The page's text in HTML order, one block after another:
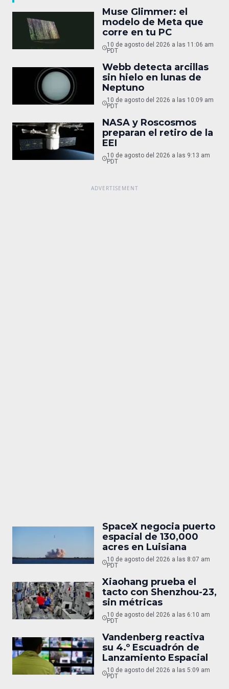
Muse Glimmer: el
modelo de Meta que
corre en tu PC
10 de agosto del 2026 a las 11:06 am
PDT
Webb detecta arcillas
sin hielo en lunas de
Neptuno
10 de agosto del 2026 a las 10:09 am
PDT
NASA y Roscosmos
preparan el retiro de la
EEI
10 de agosto del 2026 a las 9:13 am
PDT
SpaceX negocia puerto
espacial de 130,000
acres en Luisiana
10 de agosto del 2026 a las 8:07 am
PDT
Xiaohang prueba el
tacto con Shenzhou-23,
sin métricas
10 de agosto del 2026 a las 6:10 am
PDT
Vandenberg reactiva
su 4.º Escuadrón de
Lanzamiento Espacial
10 de agosto del 2026 a las 5:09 am
PDT